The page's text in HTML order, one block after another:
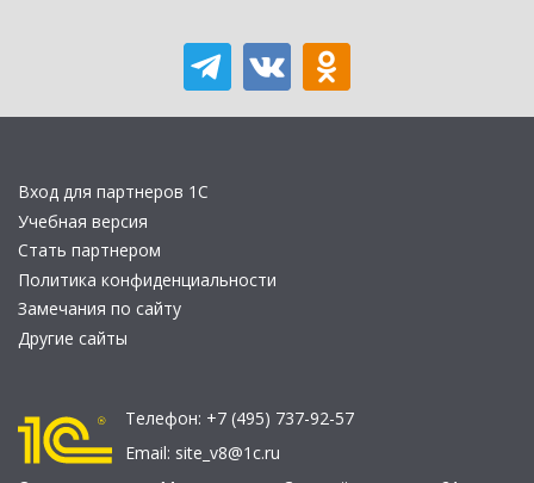
Вход для партнеров 1С
Учебная версия
Стать партнером
Политика конфиденциальности
Замечания по сайту
Другие сайты
Телефон: +7 (495) 737-92-57
Email: site_v8@1c.ru